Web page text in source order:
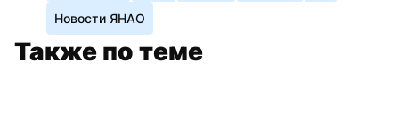
Новости ЯНАО
Также по теме